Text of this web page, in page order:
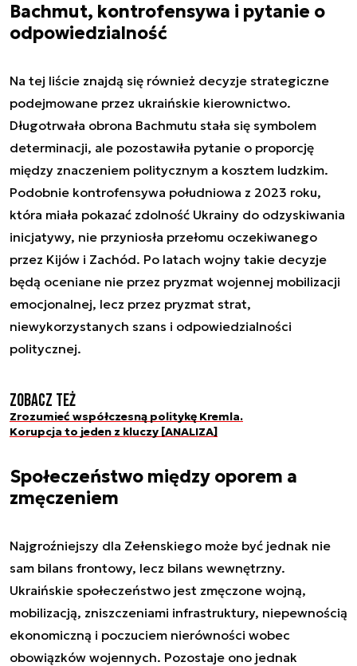
Bachmut, kontrofensywa i pytanie o
odpowiedzialność
Na tej liście znajdą się również decyzje strategiczne
podejmowane przez ukraińskie kierownictwo.
Długotrwała obrona Bachmutu stała się symbolem
determinacji, ale pozostawiła pytanie o proporcję
między znaczeniem politycznym a kosztem ludzkim.
Podobnie kontrofensywa południowa z 2023 roku,
która miała pokazać zdolność Ukrainy do odzyskiwania
inicjatywy, nie przyniosła przełomu oczekiwanego
przez Kijów i Zachód. Po latach wojny takie decyzje
będą oceniane nie przez pryzmat wojennej mobilizacji
emocjonalnej, lecz przez pryzmat strat,
niewykorzystanych szans i odpowiedzialności
politycznej.
Zobacz też
Zrozumieć współczesną politykę Kremla.
Korupcja to jeden z kluczy [ANALIZA]
Społeczeństwo między oporem a
zmęczeniem
Najgroźniejszy dla Zełenskiego może być jednak nie
sam bilans frontowy, lecz bilans wewnętrzny.
Ukraińskie społeczeństwo jest zmęczone wojną,
mobilizacją, zniszczeniami infrastruktury, niepewnością
ekonomiczną i poczuciem nierówności wobec
obowiązków wojennych. Pozostaje ono jednak